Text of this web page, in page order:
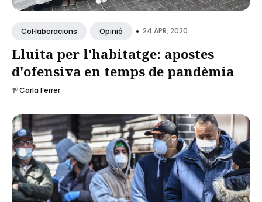
Col·laboracions Opinió • 24 APR, 2020
Lluita per l'habitatge: apostes
d'ofensiva en temps de pandèmia
Carla Ferrer